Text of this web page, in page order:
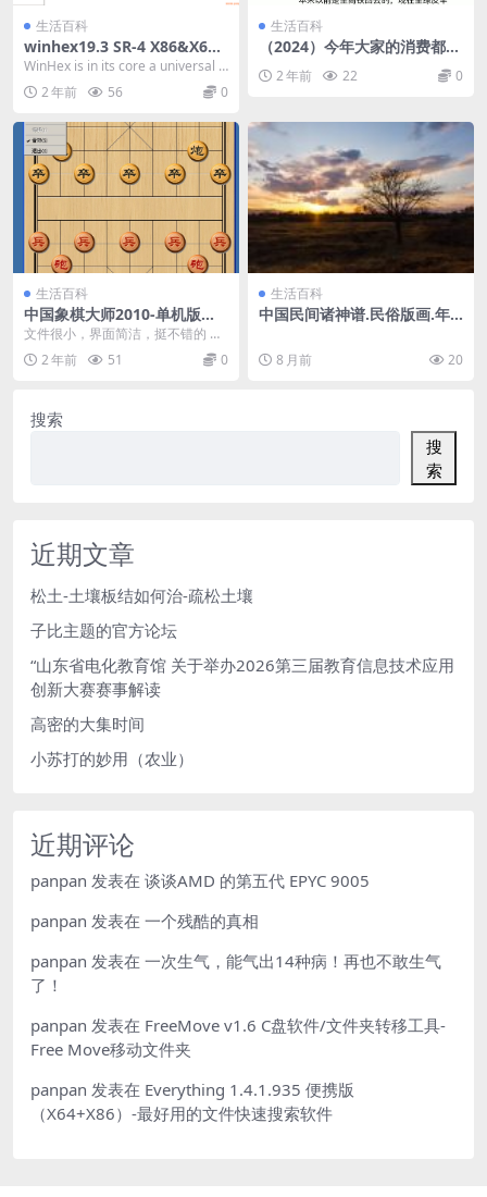
生活百科
winhex19.3 SR-4 X86&X64
英文专家特别版
WinHex is in its core a universal h
exade...
2 年前 56 0
生活百科
（2024）今年大家的消费都降
2 年前 22 0
生活百科
中国象棋大师2010-单机版单
文件绿色版740K大小
文件很小，界面简洁，挺不错的 给
有兴趣的朋友。。。 象棋大师2010
绿色单机版:...
2 年前 51 0
生活百科
中国民间诸神谱.民俗版画.年
8 月前 20
搜索
搜
索
近期文章
松土-土壤板结如何治-疏松土壤
子比主题的官方论坛
“山东省电化教育馆 关于举办2026第三届教育信息技术应用
创新大赛赛事解读
高密的大集时间
小苏打的妙用（农业）
近期评论
panpan 发表在 谈谈AMD 的第五代 EPYC 9005
panpan 发表在 一个残酷的真相
panpan 发表在 一次生气，能气出14种病！再也不敢生气
了！
panpan 发表在 FreeMove v1.6 C盘软件/文件夹转移工具-
Free Move移动文件夹
panpan 发表在 Everything 1.4.1.935 便携版
（X64+X86）-最好用的文件快速搜索软件